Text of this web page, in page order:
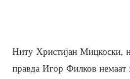
Ниту Христијан Мицкоски,
правда Игор Филков немаат